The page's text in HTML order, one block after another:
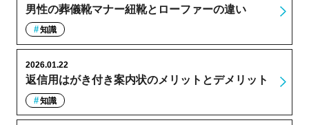
男性の葬儀靴マナー紐靴とローファーの違い
知識
返信用はがき付き案内状のメリットとデメリット
2026.01.22
知識